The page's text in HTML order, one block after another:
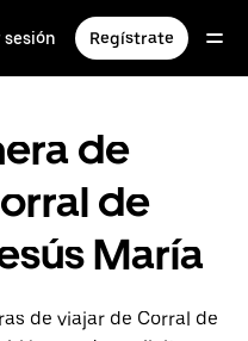
Regístrate
de
de
María
de viajar de Corral de